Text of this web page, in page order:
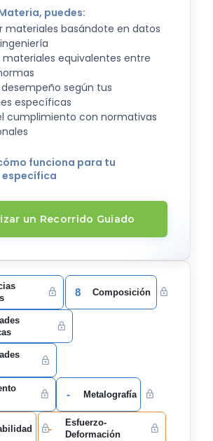
puedes:
materiales basándote en datos
materiales equivalentes entre
desempeño según tus
específicas
cumplimiento con normativas
funciona para tu
un Recorrido Guiado
8 Composición
- Metalografía
-
Esfuerzo-
Deformación